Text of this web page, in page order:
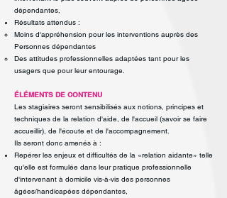
dépendantes,
Résultats attendus :
Moins d'appréhension pour les interventions auprès des
Personnes dépendantes
Des attitudes professionnelles adaptées tant pour les
usagers que pour leur entourage.
ÉLÉMENTS DE CONTENU
Les stagiaires seront sensibilisés aux notions, principes et
techniques de la relation d'aide, de l'accueil (savoir se faire
accueillir), de l'écoute et de l'accompagnement.
Ils seront donc amenés à :
Repérer les enjeux et difficultés de la «relation aidante» telle
qu'elle est formulée dans leur pratique professionnelle
d'intervenant à domicile vis-à-vis des personnes
âgées/handicapées dépendantes,